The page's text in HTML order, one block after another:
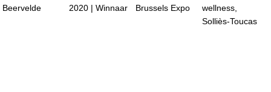
Beervelde
2020 | Winnaar
Brussels Expo
wellness,
Solliès-Toucas